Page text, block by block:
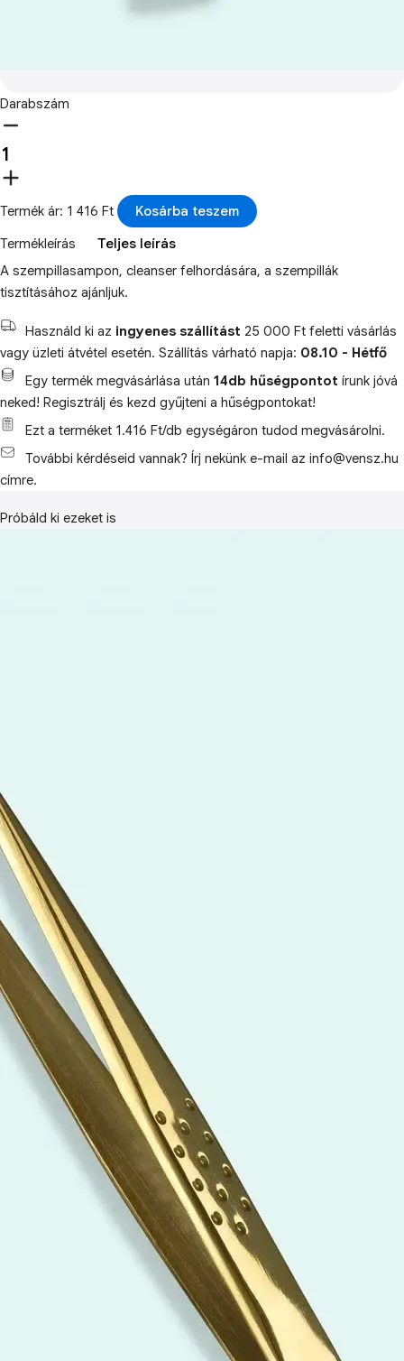
Darabszám
Termék ár: 1 416 Ft
Kosárba teszem
Termékleírás
Teljes leírás
A szempillasampon, cleanser felhordására, a szempillák
tisztításához ajánljuk.
Használd ki az ingyenes szállítást 25 000 Ft feletti vásárlás
vagy üzleti átvétel esetén. Szállítás várható napja: 08.10 - Hétfő
Egy termék megvásárlása után 14db hűségpontot írunk jóvá
neked! Regisztrálj és kezd gyűjteni a hűségpontokat!
Ezt a terméket 1.416 Ft/db egységáron tudod megvásárolni.
További kérdéseid vannak? Írj nekünk e-mail az info@vensz.hu
címre.
Próbáld ki ezeket is